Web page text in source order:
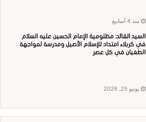
منذ 4 أسابيع
السيد القائد: مظلومية الإمام الحسين عليه السلام
في كربلاء امتداد للإسلام الأصيل ومدرسة لمواجهة
الطغيان في كل عصر
يونيو 25, 2026